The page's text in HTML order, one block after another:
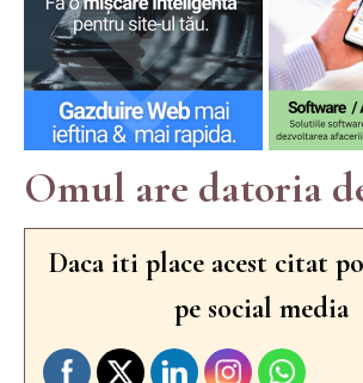
Omul are datoria
Daca iti place acest citat
pe social media